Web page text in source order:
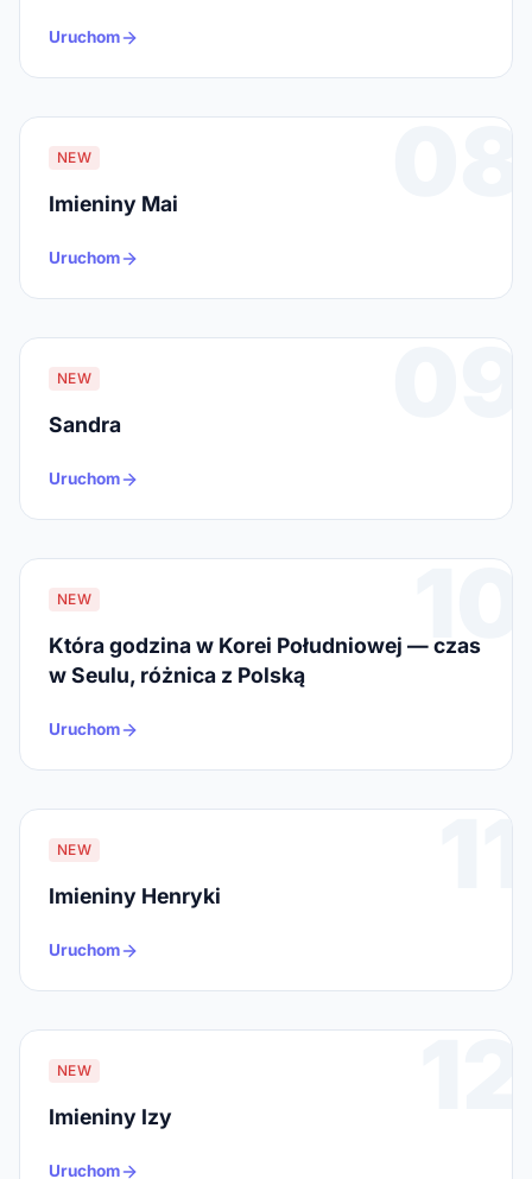
Uruchom
08
NEW
Imieniny Mai
Uruchom
09
NEW
Sandra
Uruchom
10
NEW
Która godzina w Korei Południowej — czas
w Seulu, różnica z Polską
Uruchom
11
NEW
Imieniny Henryki
Uruchom
12
NEW
Imieniny Izy
Uruchom